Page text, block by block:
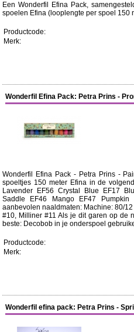
Een Wonderfil Efina Pack,
spoelen Efina (looplengte per spoel 150
Productcode:
Merk:
Wonderfil Efina Pack: Petra Prins -
Wonderfil Efina Pack - Petra Prins -
spoeltjes 150 meter Efina in de
Lavender EF56 Crystal Blue EF17
Saddle EF46 Mango EF47
aanbevolen naaldmaten: Machine: 80/
#10, Milliner #11 Als je dit garen op de
beste: Decobob in je onderspoel
Productcode:
Merk:
Wonderfil efina pack: Petra Prins -